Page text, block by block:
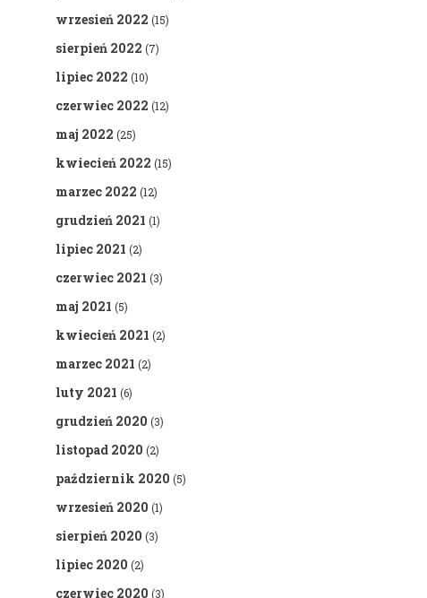
wrzesień 2022 (15)
sierpień 2022 (7)
lipiec 2022 (10)
czerwiec 2022 (12)
maj 2022 (25)
kwiecień 2022 (15)
marzec 2022 (12)
grudzień 2021 (1)
lipiec 2021 (2)
czerwiec 2021 (3)
maj 2021 (5)
kwiecień 2021 (2)
marzec 2021 (2)
luty 2021 (6)
grudzień 2020 (3)
listopad 2020 (2)
październik 2020 (5)
wrzesień 2020 (1)
sierpień 2020 (3)
lipiec 2020 (2)
czerwiec 2020 (3)